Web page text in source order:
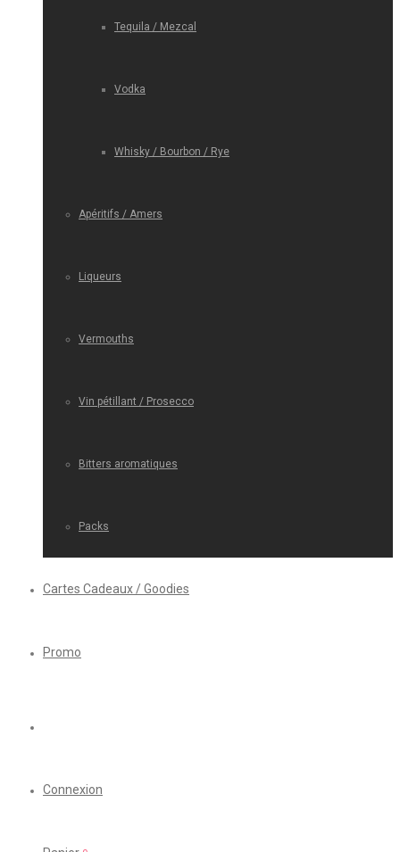
Tequila / Mezcal
Vodka
Whisky / Bourbon / Rye
Apéritifs / Amers
Liqueurs
Vermouths
Vin pétillant / Prosecco
Bitters aromatiques
Packs
Cartes Cadeaux / Goodies
Promo
Connexion